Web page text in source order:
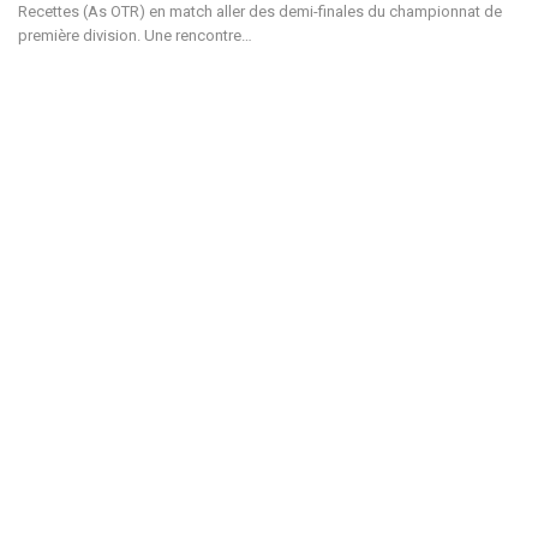
Recettes (As OTR) en match aller des demi-finales du championnat de
première division. Une rencontre…